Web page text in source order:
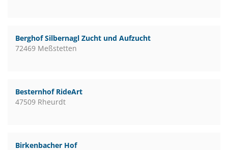
Berghof Silbernagl Zucht und Aufzucht
72469 Meßstetten
Besternhof RideArt
47509 Rheurdt
Birkenbacher Hof